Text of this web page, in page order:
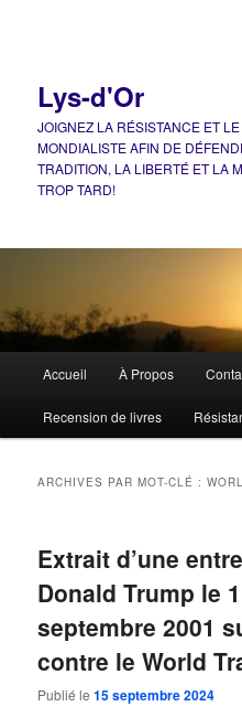
Lys-d'Or
JOIGNEZ LA RÉSISTANCE ET
MONDIALISTE AFIN DE
TRADITION, LA LIBERTÉ ET LA
TROP TARD!
principal
Accueil À Propos
Recension de livres
ARCHIVES PAR MOT-CLÉ :
Extrait d’une
Donald Trump le
septembre 2001
contre le World
Publié le15 septembre 2024